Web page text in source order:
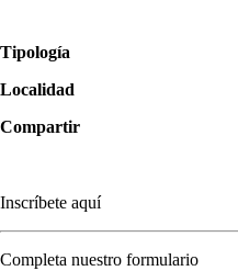
Tipología
Localidad
Compartir
Inscríbete aquí
Completa nuestro formulario